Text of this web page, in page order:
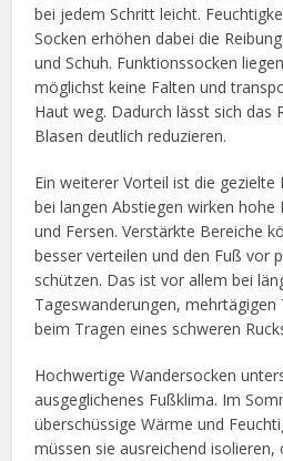
bei jedem Schritt leicht.
Socken erhöhen dabei die
und Schuh. Funktionssocken
möglichst keine Falten und
Haut weg. Dadurch lässt sich das
Blasen deutlich reduzieren.
Ein weiterer Vorteil ist die gezielte
bei langen Abstiegen wirken
und Fersen. Verstärkte Bereiche
besser verteilen und den Fuß vor
schützen. Das ist vor allem bei
Tageswanderungen,
beim Tragen eines schweren
Hochwertige Wandersocken
ausgeglichenes Fußklima. Im
überschüssige Wärme und
müssen sie ausreichend